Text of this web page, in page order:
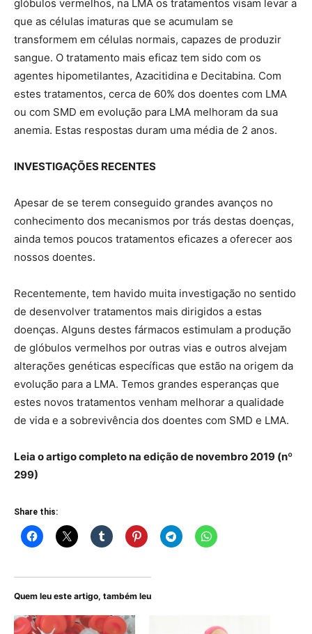
glóbulos vermelhos, na LMA os tratamentos visam levar a
que as células imaturas que se acumulam se
transformem em células normais, capazes de produzir
sangue. O tratamento mais eficaz tem sido com os
agentes hipometilantes, Azacitidina e Decitabina. Com
estes tratamentos, cerca de 60% dos doentes com LMA
ou com SMD em evolução para LMA melhoram da sua
anemia. Estas respostas duram uma média de 2 anos.
INVESTIGAÇÕES RECENTES
Apesar de se terem conseguido grandes avanços no
conhecimento dos mecanismos por trás destas doenças,
ainda temos poucos tratamentos eficazes a oferecer aos
nossos doentes.
Recentemente, tem havido muita investigação no sentido
de desenvolver tratamentos mais dirigidos a estas
doenças. Alguns destes fármacos estimulam a produção
de glóbulos vermelhos por outras vias e outros alvejam
alterações genéticas específicas que estão na origem da
evolução para a LMA. Temos grandes esperanças que
estes novos tratamentos venham melhorar a qualidade
de vida e a sobrevivência dos doentes com SMD e LMA.
Leia o artigo completo na edição de novembro 2019 (nº
299)
Share this:
Quem leu este artigo, também leu